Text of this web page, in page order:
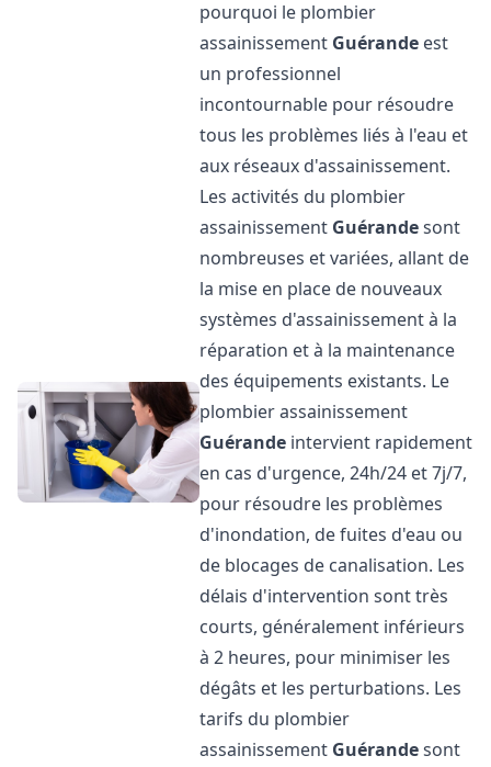
pourquoi le plombier
assainissement Guérande est
un professionnel
incontournable pour résoudre
tous les problèmes liés à l'eau et
aux réseaux d'assainissement.
Les activités du plombier
assainissement Guérandesont
nombreuses et variées, allant de
la mise en place de nouveaux
systèmes d'assainissement à la
réparation et à la maintenance
des équipements existants. Le
plombier assainissement
Guérande intervient rapidement
en cas d'urgence, 24h/24 et 7j/7,
pour résoudre les problèmes
d'inondation, de fuites d'eau ou
de blocages de canalisation. Les
délais d'intervention sont très
courts, généralement inférieurs
à 2 heures, pour minimiser les
dégâts et les perturbations. Les
tarifs du plombier
assainissement Guérandesont